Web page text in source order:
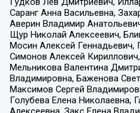
Саранг Анна Васильевна,
Аверин Владимир
Щур Николай Алексеевич,
Мосин Алексей Геннадьевич,
Симонов Алексей
Мельникова Валентина
Владимировна, Баженова
Максимов Сергей
Голубева Елена Николаевна,